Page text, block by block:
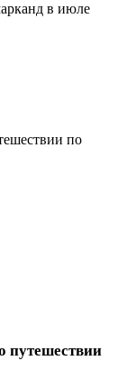
в июле
путешествии